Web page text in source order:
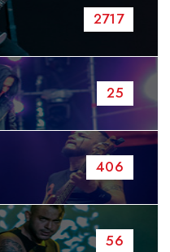
2717
25
406
56